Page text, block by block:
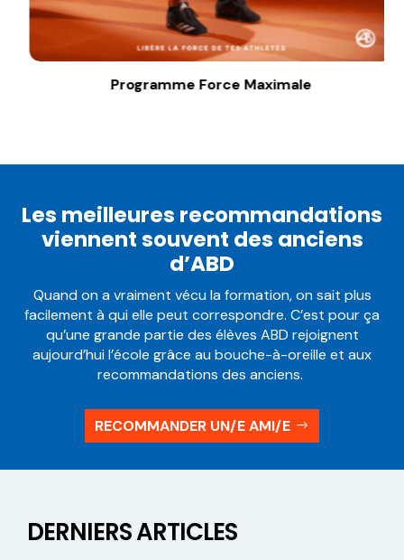
Programme Force Maximale
Les meilleures recommandations
viennent souvent des anciens
d’ABD
Quand on a vraiment vécu la formation, on sait plus
facilement à qui elle peut correspondre. C’est pour ça
qu’une grande partie des élèves ABD rejoignent
aujourd’hui l’école grâce au bouche-à-oreille et aux
recommandations des anciens.
RECOMMANDER UN/E AMI/E
DERNIERS ARTICLES